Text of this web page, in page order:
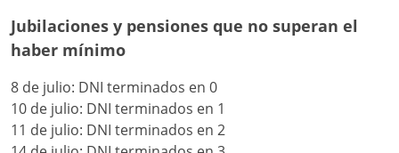
Jubilaciones y pensiones que no superan el
haber mínimo
8 de julio: DNI terminados en 0
10 de julio: DNI terminados en 1
11 de julio: DNI terminados en 2